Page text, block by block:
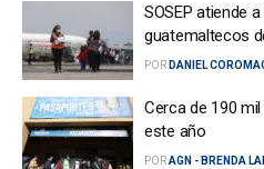
SOSEP atiende
guatemaltecos
POR DANIEL
Cerca de 190
este año
PORAGN - BRENDA